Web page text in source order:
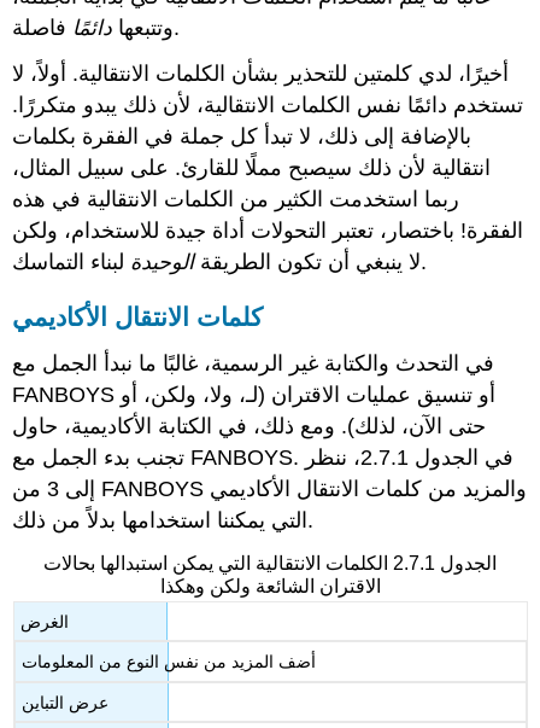
وتتبعها دائمًا
فاصلة.
أخيرًا، لدي كلمتين للتحذير بشأن الكلمات الانتقالية. أولاً، لا
تستخدم دائمًا نفس الكلمات الانتقالية، لأن ذلك يبدو متكررًا.
بالإضافة إلى ذلك، لا تبدأ كل جملة في الفقرة بكلمات
انتقالية لأن ذلك سيصبح مملًا للقارئ. على سبيل المثال،
ربما استخدمت الكثير من الكلمات الانتقالية في هذه
الفقرة! باختصار، تعتبر التحولات أداة جيدة للاستخدام، ولكن
لا ينبغي أن تكون الطريقةالوحيدة لبناء التماسك.
كلمات الانتقال الأكاديمي
في التحدث والكتابة غير الرسمية، غالبًا ما نبدأ الجمل مع
FANBOYS أو تنسيق عمليات الاقتران (لـ، ولا، ولكن، أو
حتى الآن، لذلك). ومع ذلك، في الكتابة الأكاديمية، حاول
تجنب بدء الجمل مع FANBOYS. في الجدول 2.7.1، ننظر
إلى 3 من FANBOYS والمزيد من كلمات الانتقال الأكاديمي
التي يمكننا استخدامها بدلاً من ذلك.
الجدول 2.7.1 الكلمات الانتقالية التي يمكن استبدالها بحالات
الاقتران الشائعة ولكن وهكذا
الغرض
أضف المزيد من نفس النوع من المعلومات
عرض التباين